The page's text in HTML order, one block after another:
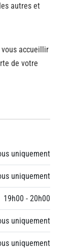
autres et
accueillir
de votre
uniquement
uniquement
19h00 - 20h00
uniquement
uniquement